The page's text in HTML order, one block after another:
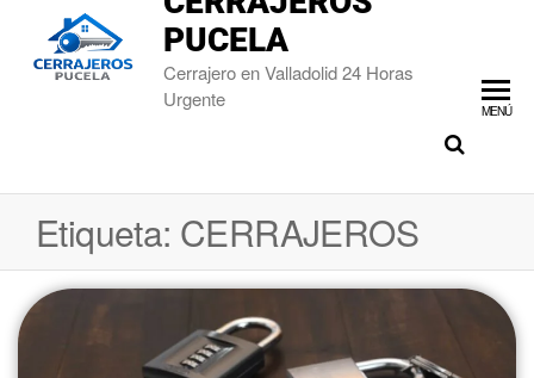
PUCELA
Cerrajero en Valladolid 24 Horas
Urgente
MENÚ
Etiqueta: CERRAJEROS